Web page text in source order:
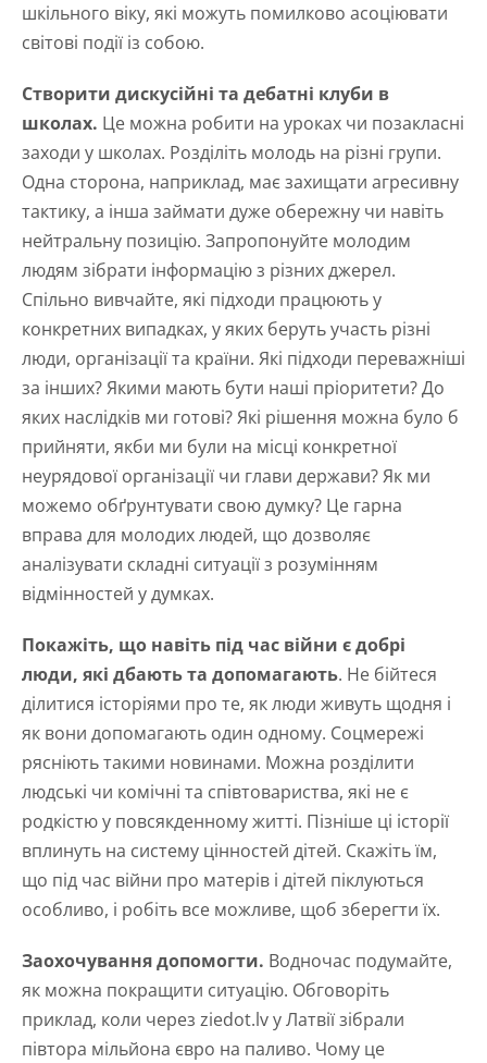
шкільного віку, які можуть помилково асоціювати
світові події із собою.
Створити дискусійні та дебатні клуби в
школах. Це можна робити на уроках чи позакласні
заходи у школах. Розділіть молодь на різні групи.
Одна сторона, наприклад, має захищати агресивну
тактику, а інша займати дуже обережну чи навіть
нейтральну позицію. Запропонуйте молодим
людям зібрати інформацію з різних джерел.
Спільно вивчайте, які підходи працюють у
конкретних випадках, у яких беруть участь різні
люди, організації та країни. Які підходи переважніші
за інших? Якими мають бути наші пріоритети? До
яких наслідків ми готові? Які рішення можна було б
прийняти, якби ми були на місці конкретної
неурядової організації чи глави держави? Як ми
можемо обґрунтувати свою думку? Це гарна
вправа для молодих людей, що дозволяє
аналізувати складні ситуації з розумінням
відмінностей у думках.
Покажіть, що навіть під час війни є добрі
люди, які дбають та допомагають. Не бійтеся
ділитися історіями про те, як люди живуть щодня і
як вони допомагають один одному. Соцмережі
рясніють такими новинами. Можна розділити
людські чи комічні та співтовариства, які не є
родкістю у повсякденному житті. Пізніше ці історії
вплинуть на систему цінностей дітей. Скажіть їм,
що під час війни про матерів і дітей піклуються
особливо, і робіть все можливе, щоб зберегти їх.
Заохочування допомогти. Водночас подумайте,
як можна покращити ситуацію. Обговоріть
приклад, коли через ziedot.lv у Латвії зібрали
півтора мільйона євро на паливо. Чому це